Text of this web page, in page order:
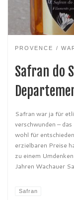
PROVENCE
Safran do
Safran war ja für
verschwunden –
wohl für
erzielbaren Preise
zu einem
Jahren Wachauer
Safran